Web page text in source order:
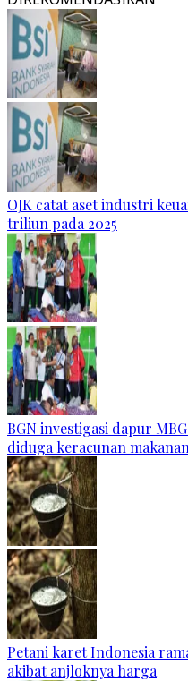
OJK catat aset industri
triliun pada 2025
BGN investigasi dapur
diduga keracunan makanan
Petani karet Indonesia
akibat anjloknya harga